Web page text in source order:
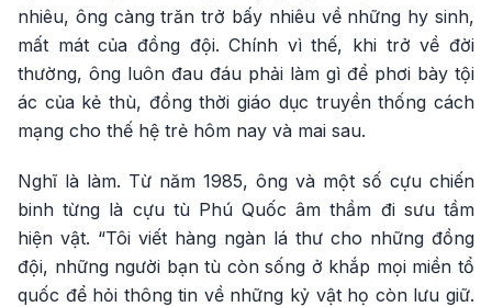
nhiêu, ông càng trăn trở bấy nhiêu về những hy sinh,
mất mát của đồng đội. Chính vì thế, khi trở về đời
thường, ông luôn đau đáu phải làm gì để phơi bày tội
ác của kẻ thù, đồng thời giáo dục truyền thống cách
mạng cho thế hệ trẻ hôm nay và mai sau.
Nghĩ là làm. Từ năm 1985, ông và một số cựu chiến
binh từng là cựu tù Phú Quốc âm thầm đi sưu tầm
hiện vật. “Tôi viết hàng ngàn lá thư cho những đồng
đội, những người bạn tù còn sống ở khắp mọi miền tổ
quốc để hỏi thông tin về những kỷ vật họ còn lưu giữ.